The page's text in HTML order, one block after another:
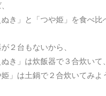
ぬき」と「つや姫」を食べ比
２台もないから、
ぬき」は炊飯器で３合炊いて、
姫」は土鍋で２合炊いてみよ